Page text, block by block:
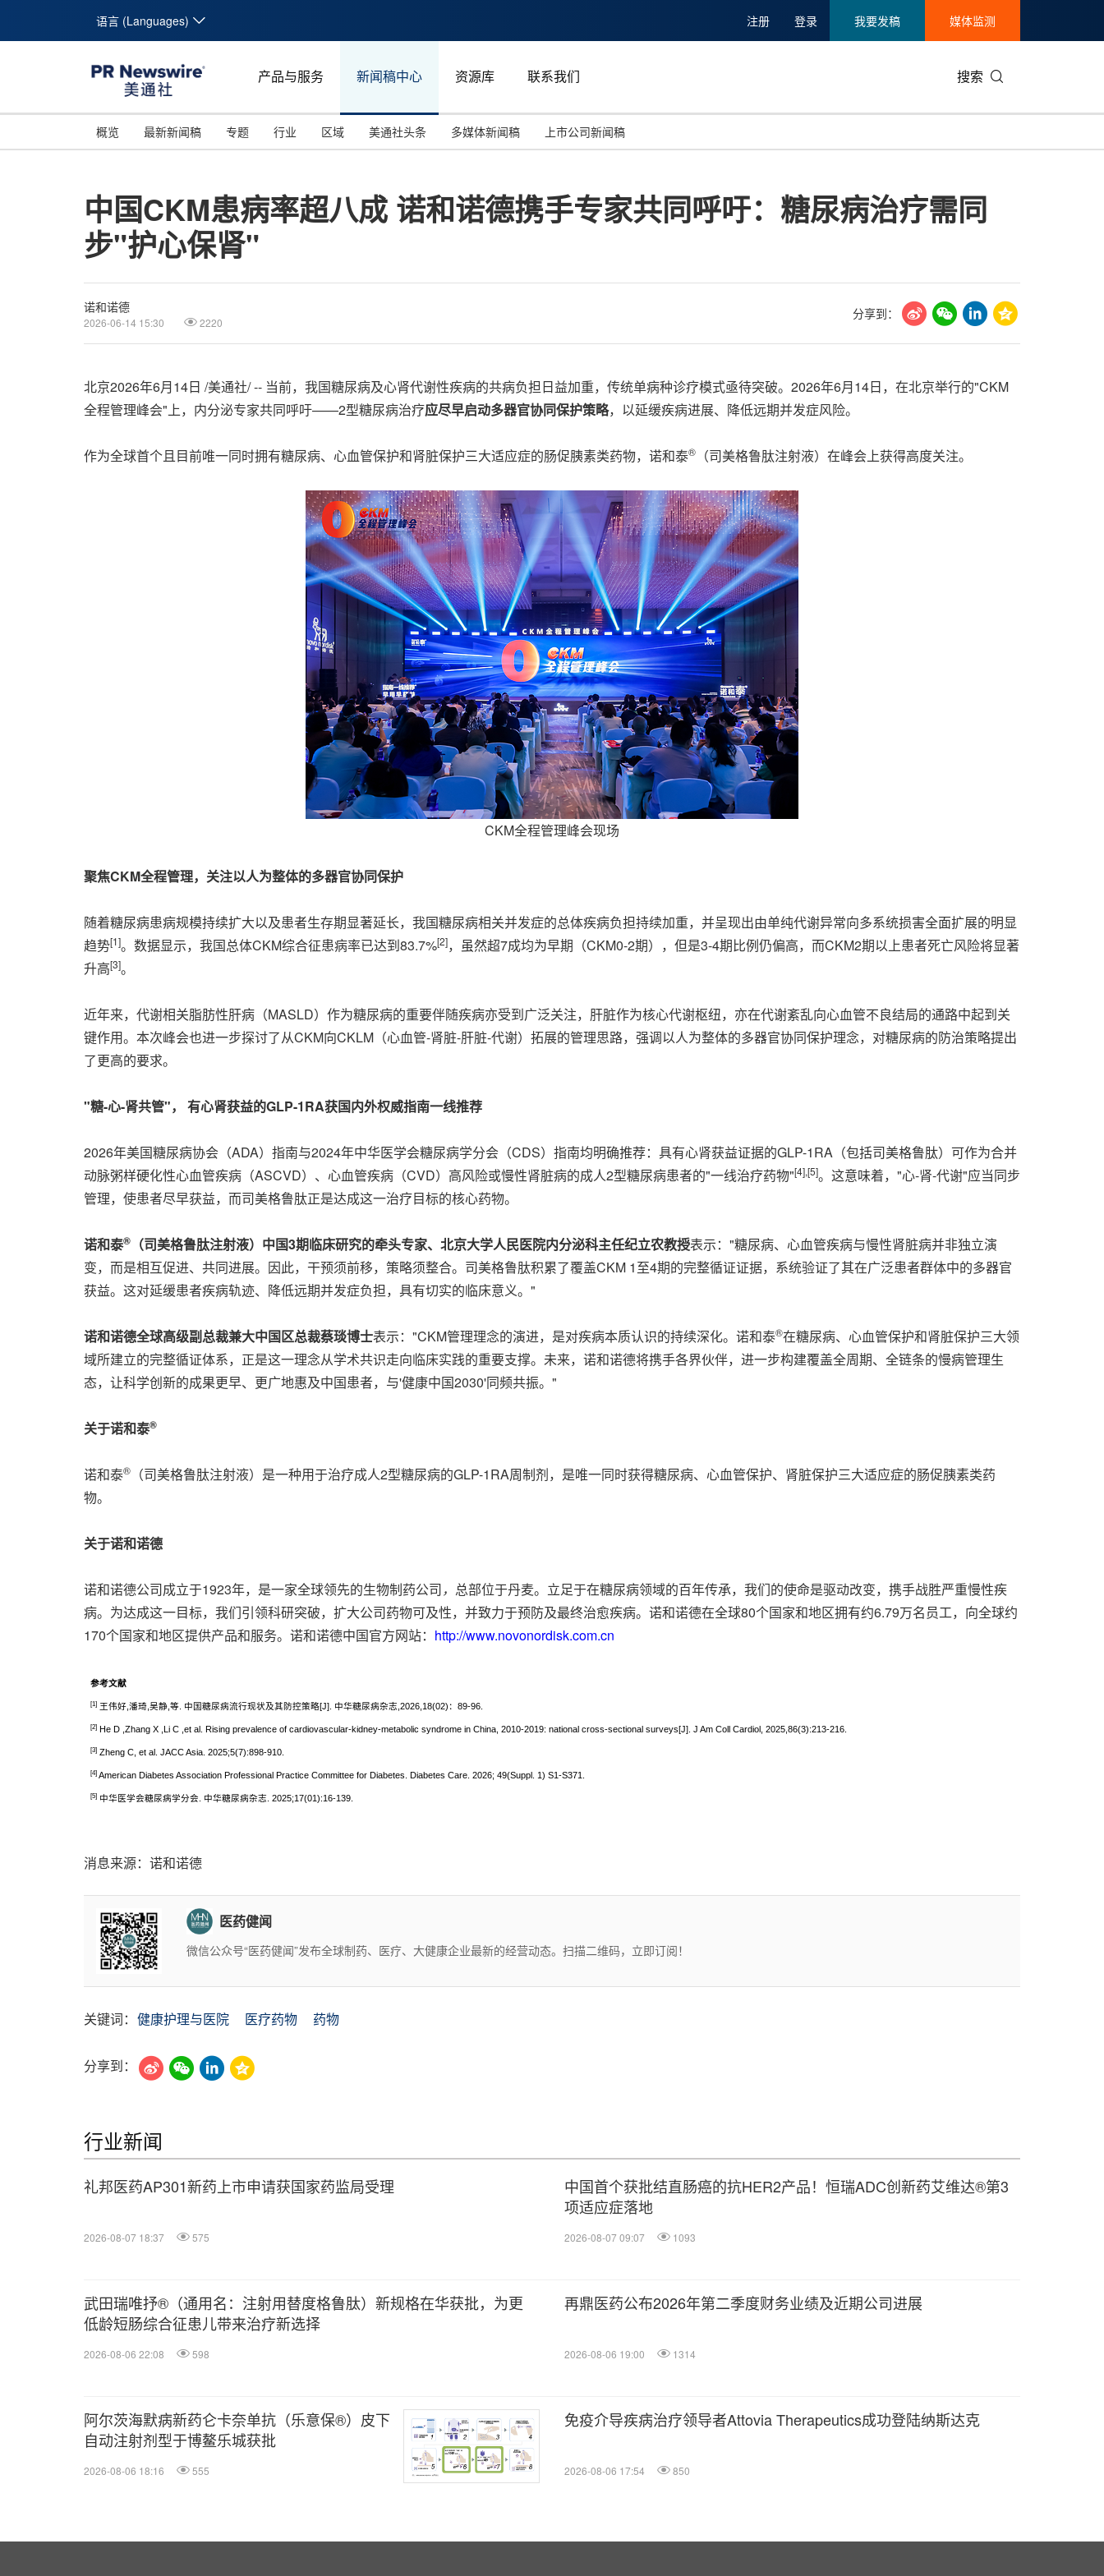
语言 (Languages) 注册 登录 我要发稿 媒体监测
产品与服务 新闻稿中心 资源库 联系我们 搜索
概览 最新新闻稿 专题
投资并购
碳中和
行业
能源化工与环保
娱乐时尚与艺术
区域
马来西亚
新加坡
美通社头条 多媒体新闻稿 上市公司新闻稿
中国CKM患病率超八成 诺和诺德携手专家共同呼吁：糖尿病治疗需同
步"护心保肾"
诺和诺德
2026-06-14 15:30 2220
分享到：
北京2026年6月14日 /美通社/ -- 当前，我国糖尿病及心肾代谢性疾病的共病负担日益加重，传统单病种诊疗模式亟待突破。2026年6月14日，在北京举行的"CKM
全程管理峰会"上，内分泌专家共同呼吁——2型糖尿病治疗应尽早启动多器官协同保护策略，以延缓疾病进展、降低远期并发症风险。
作为全球首个且目前唯一同时拥有糖尿病、心血管保护和肾脏保护三大适应症的肠促胰素类药物，诺和泰® （司美格鲁肽注射液）在峰会上获得高度关注。
CKM全程管理峰会现场
聚焦CKM全程管理，关注以人为整体的多器官协同保护
随着糖尿病患病规模持续扩大以及患者生存期显著延长，我国糖尿病相关并发症的总体疾病负担持续加重，并呈现出由单纯代谢异常向多系统损害全面扩展的明显
趋势[1]。数据显示，我国总体CKM综合征患病率已达到83.7%[2]，虽然超7成均为早期（CKM0-2期），但是3-4期比例仍偏高，而CKM2期以上患者死亡风险将显著
升高[3]。
近年来，代谢相关脂肪性肝病（MASLD）作为糖尿病的重要伴随疾病亦受到广泛关注，肝脏作为核心代谢枢纽，亦在代谢紊乱向心血管不良结局的通路中起到关
键作用。本次峰会也进一步探讨了从CKM向CKLM（心血管-肾脏-肝脏-代谢）拓展的管理思路，强调以人为整体的多器官协同保护理念，对糖尿病的防治策略提出
了更高的要求。
"糖-心-肾共管"， 有心肾获益的GLP-1RA获国内外权威指南一线推荐
2026年美国糖尿病协会（ADA）指南与2024年中华医学会糖尿病学分会（CDS）指南均明确推荐：具有心肾获益证据的GLP-1RA（包括司美格鲁肽）可作为合并
动脉粥样硬化性心血管疾病（ASCVD）、心血管疾病（CVD）高风险或慢性肾脏病的成人2型糖尿病患者的"一线治疗药物"[4],[5]。这意味着，"心-肾-代谢"应当同步
管理，使患者尽早获益，而司美格鲁肽正是达成这一治疗目标的核心药物。
诺和泰® （司美格鲁肽注射液）中国3期临床研究的牵头专家、北京大学人民医院内分泌科主任纪立农教授表示："糖尿病、心血管疾病与慢性肾脏病并非独立演
变，而是相互促进、共同进展。因此，干预须前移，策略须整合。司美格鲁肽积累了覆盖CKM 1至4期的完整循证证据，系统验证了其在广泛患者群体中的多器官
获益。这对延缓患者疾病轨迹、降低远期并发症负担，具有切实的临床意义。"
诺和诺德全球高级副总裁兼大中国区总裁蔡琰博士表示："CKM管理理念的演进，是对疾病本质认识的持续深化。诺和泰®在糖尿病、心血管保护和肾脏保护三大领
域所建立的完整循证体系，正是这一理念从学术共识走向临床实践的重要支撑。未来，诺和诺德将携手各界伙伴，进一步构建覆盖全周期、全链条的慢病管理生
态，让科学创新的成果更早、更广地惠及中国患者，与'健康中国2030'同频共振。"
关于诺和泰®
诺和泰®
（司美格鲁肽注射液）是一种用于治疗成人2型糖尿病的GLP-1RA周制剂，是唯一同时获得糖尿病、心血管保护、肾脏保护三大适应症的肠促胰素类药
物。
关于诺和诺德
诺和诺德公司成立于1923年，是一家全球领先的生物制药公司， 总部位于丹麦。立足于在糖尿病领域的百年传承，我们的使命是驱动改变，携手战胜严重慢性疾
病。为达成这一目标，我们引领科研突破，扩大公司药物可及性，并致力于预防及最终治愈疾病。诺和诺德在全球80个国家和地区拥有约6.79万名员工，向全球约
170个国家和地区提供产品和服务。诺和诺德中国官方网站： http://www.novonordisk.com.cn
参考文献
[1]王伟好,潘琦,吴静,等. 中国糖尿病流行现状及其防控策略[J]. 中华糖尿病杂志,2026,18(02)：89-96.
[2]He D ,Zhang X ,Li C ,et al. Rising prevalence of cardiovascular-kidney-metabolic syndrome in China, 2010-2019: national cross-sectional surveys[J]. J Am Coll Cardiol, 2025,86(3):213-216.
[3]Zheng C, et al. JACC Asia. 2025;5(7):898-910.
[4]American Diabetes Association Professional Practice Committee for Diabetes. Diabetes Care. 2026; 49(Suppl. 1) S1-S371.
[5]中华医学会糖尿病学分会. 中华糖尿病杂志. 2025;17(01):16-139.
消息来源：诺和诺德
医药健闻
微信公众号“医药健闻”发布全球制药、医疗、大健康企业最新的经营动态。扫描二维码，立即订阅！
关键词： 健康护理与医院 医疗药物 药物
分享到：
行业新闻
礼邦医药AP301新药上市申请获国家药监局受理
2026-08-07 18:37 575
中国首个获批结直肠癌的抗HER2产品！恒瑞ADC创新药艾维达®第3
项适应症落地
2026-08-07 09:07 1093
武田瑞唯抒®（通用名：注射用替度格鲁肽）新规格在华获批，为更
低龄短肠综合征患儿带来治疗新选择
2026-08-06 22:08 598
再鼎医药公布2026年第二季度财务业绩及近期公司进展
2026-08-06 19:00 1314
阿尔茨海默病新药仑卡奈单抗（乐意保®）皮下
自动注射剂型于博鳌乐城获批
2026-08-06 18:16 555
免疫介导疾病治疗领导者Attovia Therapeutics成功登陆纳斯达克
2026-08-06 17:54 850